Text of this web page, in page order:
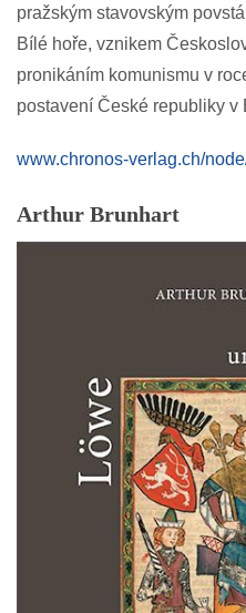
pražským stavovským
Bílé hoře, vznikem
pronikáním komunismu v
postavení České republiky v
www.chronos-verlag.ch/
Arthur Brunhart